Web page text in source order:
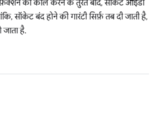
फ़ंक्शन को कॉल करने के तुरंत बाद, सॉकेट आईडी
सॉकेट बंद होने की गारंटी सिर्फ़ तब दी जाती है,
है.